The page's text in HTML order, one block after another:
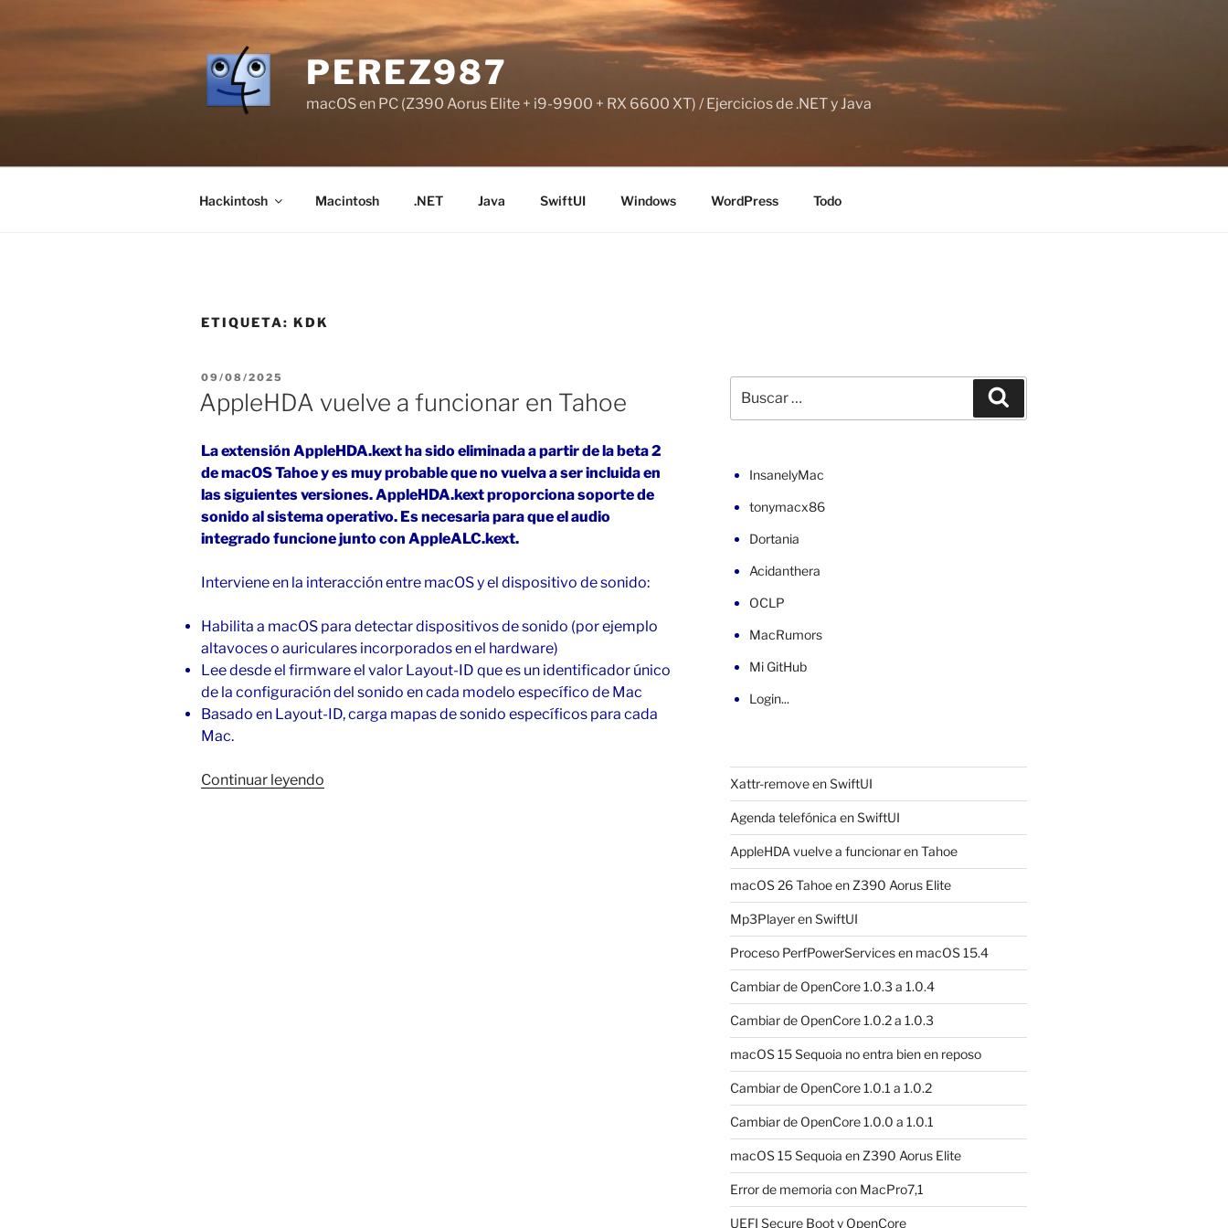
PEREZ987
macOS en PC (Z390 Aorus Elite + i9-9900 + RX 6600 XT) / Ejercicios de .NET y Java
Hackintosh Macintosh .NET Java SwiftUI Windows WordPress Todo
ETIQUETA: KDK
PUBLICADO
EL
09/08/2025
AppleHDA vuelve a funcionar en Tahoe
La extensión AppleHDA.kext ha sido eliminada a partir de la beta 2
de macOS Tahoe y es muy probable que no vuelva a ser incluida en
las siguientes versiones. AppleHDA.kext proporciona soporte de
sonido al sistema operativo. Es necesaria para que el audio
integrado funcione junto con AppleALC.kext.
Interviene en la interacción entre macOS y el dispositivo de sonido:
Habilita a macOS para detectar dispositivos de sonido (por ejemplo
altavoces o auriculares incorporados en el hardware)
Lee desde el firmware el valor Layout-ID que es un identificador único
de la configuración del sonido en cada modelo específico de Mac
Basado en Layout-ID, carga mapas de sonido específicos para cada
Mac.
Continuar leyendo
por:
InsanelyMac
tonymacx86
Dortania
Acidanthera
OCLP
MacRumors
Mi GitHub
Login...
Xattr-remove en SwiftUI
Agenda telefónica en SwiftUI
AppleHDA vuelve a funcionar en Tahoe
macOS 26 Tahoe en Z390 Aorus Elite
Mp3Player en SwiftUI
Proceso PerfPowerServices en macOS 15.4
Cambiar de OpenCore 1.0.3 a 1.0.4
Cambiar de OpenCore 1.0.2 a 1.0.3
macOS 15 Sequoia no entra bien en reposo
Cambiar de OpenCore 1.0.1 a 1.0.2
Cambiar de OpenCore 1.0.0 a 1.0.1
macOS 15 Sequoia en Z390 Aorus Elite
Error de memoria con MacPro7,1
UEFI Secure Boot y OpenCore